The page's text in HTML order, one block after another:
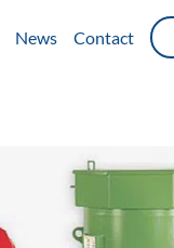
News Contact